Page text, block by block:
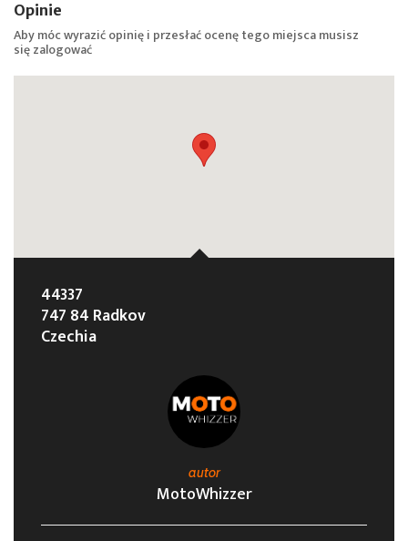
Opinie
Aby móc wyrazić opinię i przesłać ocenę tego miejsca musisz
sięzalogować
44337
747 84 Radkov
Czechia
autor
MotoWhizzer